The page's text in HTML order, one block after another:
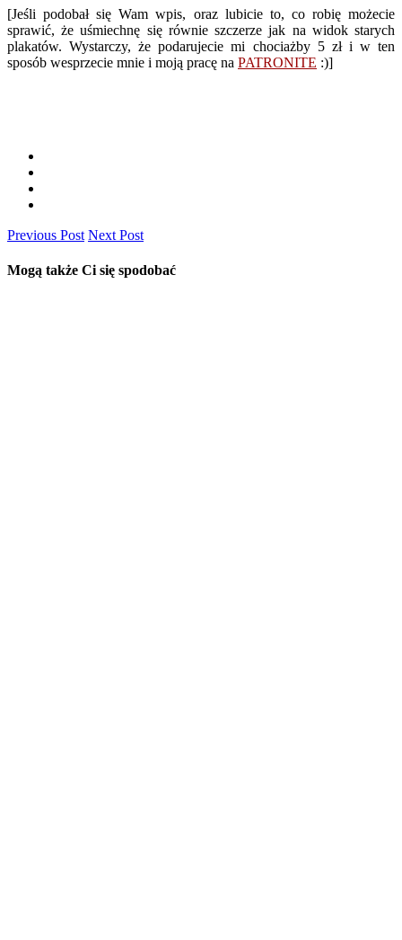
[Jeśli podobał się Wam wpis, oraz lubicie to, co robię możecie
sprawić, że uśmiechnę się równie szczerze jak na widok starych
plakatów. Wystarczy, że podarujecie mi chociażby 5 zł i w ten
sposób wesprzecie mnie i moją pracę na PATRONITE :)]
Previous Post Next Post
Mogą także Ci się spodobać